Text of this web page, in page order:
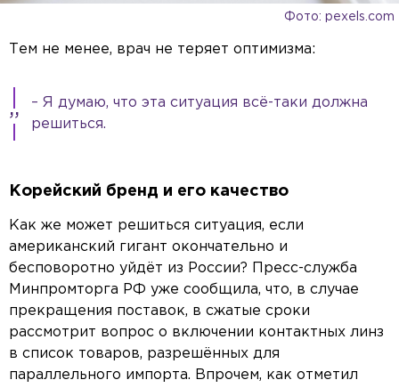
Фото: pexels.com
Тем не менее, врач не теряет оптимизма:
– Я думаю, что эта ситуация всё-таки должна
решиться.
Корейский бренд и его качество
Как же может решиться ситуация, если
американский гигант окончательно и
бесповоротно уйдёт из России? Пресс-служба
Минпромторга РФ уже сообщила, что, в случае
прекращения поставок, в сжатые сроки
рассмотрит вопрос о включении контактных линз
в список товаров, разрешённых для
параллельного импорта. Впрочем, как отметил